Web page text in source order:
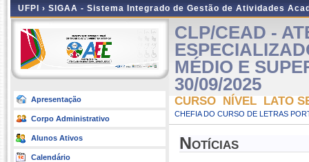
UFPI › SIGAA - Sistema Integrado de Gestão de Atividades
Apresentação
Corpo Administrativo
Alunos Ativos
Calendário
CLP/CEAD -
MÉDIO E
30/09/2025
CURSO NÍVEL LATO
CHEFIA DO CURSO DE LETRAS
Notícias